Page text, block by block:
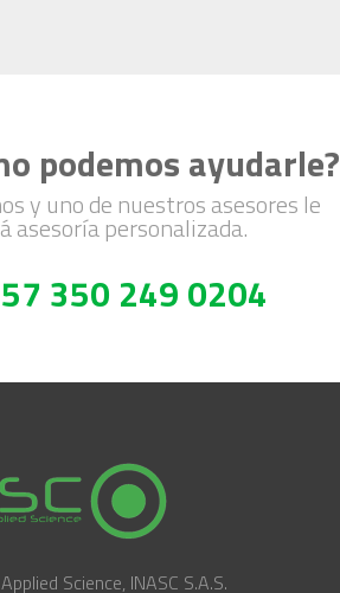
podemos ayudarle?
y uno de nuestros asesores le
asesoría personalizada.
350 249 0204
Science, INASC S.A.S.